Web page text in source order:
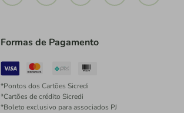
Formas de Pagamento
*Pontos dos Cartões Sicredi
*Cartões de crédito Sicredi
*Boleto exclusivo para associados PJ